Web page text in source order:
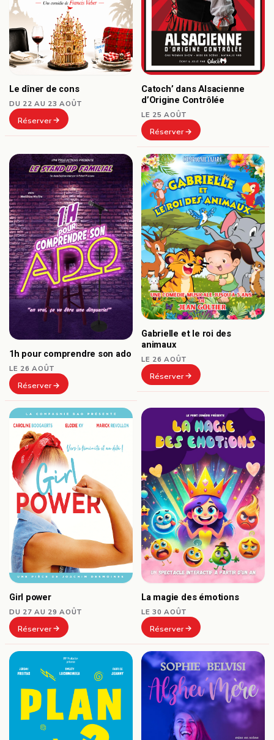
Le dîner de cons
DU 22 AU 23 AOÛT
Réserver
Catoch’ dans Alsacienne
d’Origine Contrôlée
LE 25 AOÛT
Réserver
1h pour comprendre son ado
LE 26 AOÛT
Réserver
Gabrielle et le roi des
animaux
LE 26 AOÛT
Réserver
Girl power
DU 27 AU 29 AOÛT
Réserver
La magie des émotions
LE 30 AOÛT
Réserver